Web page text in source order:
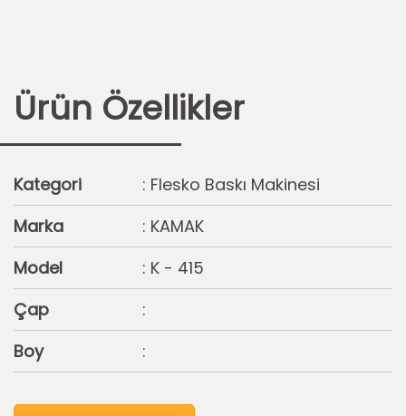
Ürün Özellikler
Kategori
: Flesko Baskı Makinesi
Marka
: KAMAK
Model
: K - 415
Çap
:
Boy
: